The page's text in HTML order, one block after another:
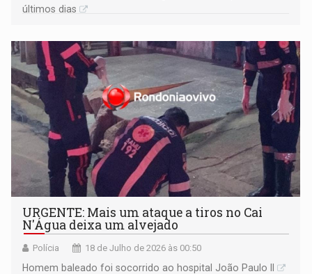
últimos dias
URGENTE: Mais um ataque a tiros no Cai
N'Água deixa um alvejado
Polícia 18 de Julho de 2026 às 00:50
Homem baleado foi socorrido ao hospital João Paulo II